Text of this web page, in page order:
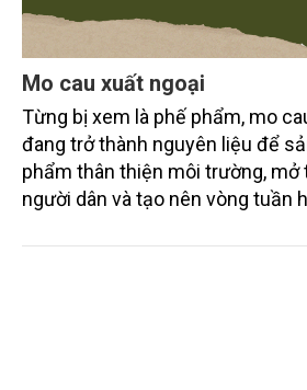
Mo cau xuất ngoại
Từng bị xem là phế phẩm, mo
đang trở thành nguyên liệu để
phẩm thân thiện môi trường,
người dân và tạo nên vòng tuần
chén, dĩa... từ mo cau đã được